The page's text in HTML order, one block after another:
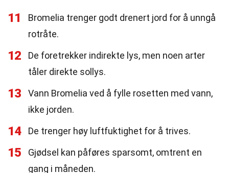
11
Bromelia trenger godt drenert jord for å unngå
rotråte.
12
De foretrekker indirekte lys, men noen arter
tåler direkte sollys.
13
Vann Bromelia ved å fylle rosetten med vann,
ikke jorden.
14 De trenger høy luftfuktighet for å trives.
15
Gjødsel kan påføres sparsomt, omtrent en
gang i måneden.